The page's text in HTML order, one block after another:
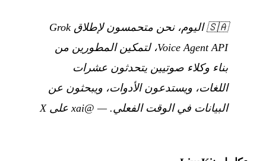
🇸🇦
اليوم، نحن متحمسون لإطلاق Grok
Voice Agent API، لتمكين المطورين من
بناء وكلاء صوتيين يتحدثون عشرات
اللغات، ويستدعون الأدوات، ويبحثون عن
البيانات في الوقت الفعلي. — @xai على X